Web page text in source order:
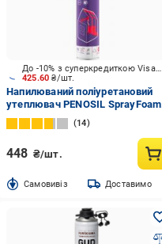
425.60₴/шт.
До -10% з суперкредиткою Visa Вигода
Напилюваний поліуретановий
утеплювач PENOSIL SprayFoam
138 810 мл
14
448 ₴/шт.
Cамовивіз Доставимо